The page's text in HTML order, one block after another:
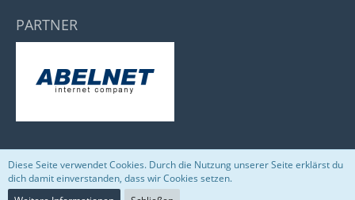
PARTNER
Community-Software:WoltLab Suite™
Diese Seite verwendet Cookies. Durch die Nutzung unserer Seite erklärst du
dich damit einverstanden, dass wir Cookies setzen.